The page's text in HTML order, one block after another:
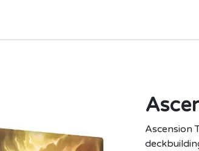
Ascension